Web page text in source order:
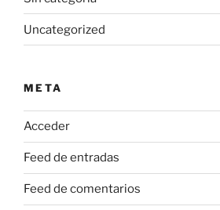
Uncategorized
META
Acceder
Feed de entradas
Feed de comentarios